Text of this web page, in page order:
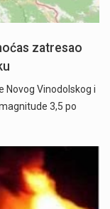
zatresao
Novog Vinodolskog i
3,5 po